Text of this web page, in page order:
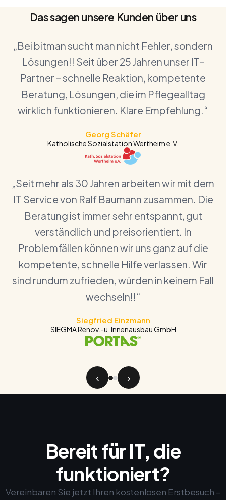
Das sagen unsere Kunden über uns
„Bei bitman sucht man nicht Fehler, sondern
Lösungen!! Seit über 25 Jahren unser IT-
Partner – schnelle Reaktion, kompetente
Beratung, Lösungen, die im Pflegealltag
wirklich funktionieren. Klare Empfehlung.“
Georg Schäfer
Katholische Sozialstation Wertheim e.V.
„Seit mehr als 30 Jahren arbeiten wir mit dem
IT Service von Ralf Baumann zusammen. Die
Beratung ist immer sehr entspannt, gut
verständlich und preisorientiert. In
Problemfällen können wir uns ganz auf die
kompetente, schnelle Hilfe verlassen. Wir
sind rundum zufrieden, würden in keinem Fall
wechseln!!“
Siegfried Einzmann
SIEGMA Renov.-u. Innenausbau GmbH
‹ ›
Bereit für IT, die
funktioniert?
Vereinbaren Sie jetzt Ihren kostenlosen Erstbesuch –